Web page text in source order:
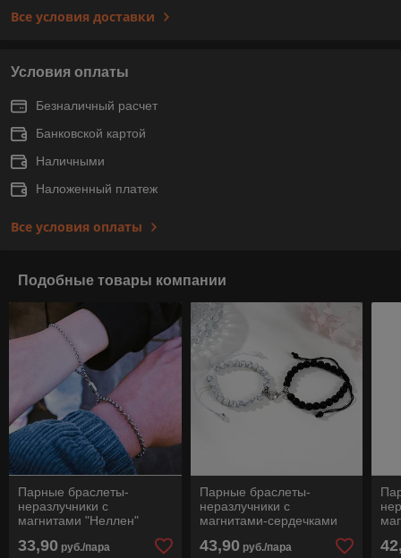
Все условия доставки
Условия оплаты
Безналичный расчет
Банковской картой
Наличными
Наложенный платеж
Все условия оплаты
Подобные товары компании
Парные браслеты-
неразлучники с
магнитами "Неллен"
33,90 руб./пара
Парные браслеты-
неразлучники с
магнитами-сердечками
говлит-шунгит)
43,90 руб./пара